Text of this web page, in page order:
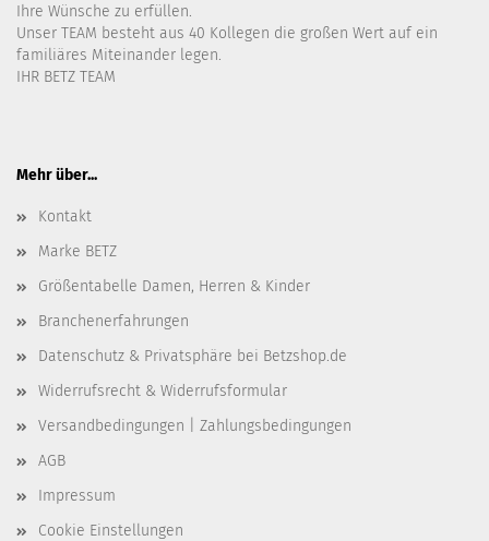
Ihre Wünsche zu erfüllen.
Unser TEAM besteht aus 40 Kollegen die großen Wert auf ein
familiäres Miteinander legen.
IHR BETZ TEAM
Mehr über...
Kontakt
Marke BETZ
Größentabelle Damen, Herren & Kinder
Branchenerfahrungen
Datenschutz & Privatsphäre bei Betzshop.de
Widerrufsrecht & Widerrufsformular
Versandbedingungen | Zahlungsbedingungen
AGB
Impressum
Cookie Einstellungen